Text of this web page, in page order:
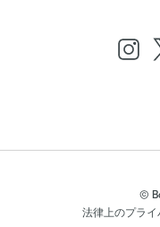
©
法律上のプラ